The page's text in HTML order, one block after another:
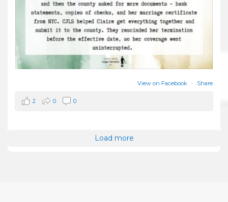
View on Facebook · Share
2 0 0
Load more